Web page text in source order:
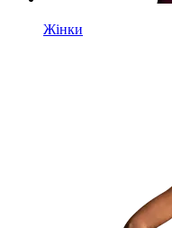
Жінки